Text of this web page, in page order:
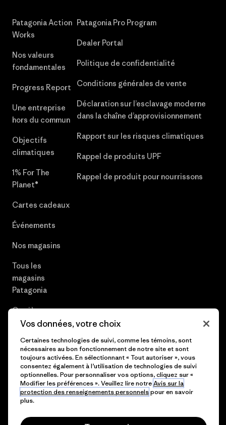
Patagonia Action
Works
Nos valeurs
fondamentales
Progress Report
Une entreprise
hors du commun
Objectifs
climatiques
1% For The
Planet®
Cartes cadeaux
Événements
Nos magasins
Tous les
magasins
Patagonia
Carrières
Plan du site
Patagonia Pro Program
Dealer Portal
Politique de confidentialité
Conditions générales de vente
Déclaration sur l’esclavage moderne
dans la chaîne d’approvisionnement
Rapport sur les risques climatiques
Rappel de produits UPF
Rappel de produit pour nourrissons
© 2026 Patagonia, Inc. All Rights Reserved.
Vos données, votre choix
Certaines technologies de suivi, comme les témoins, sont
nécessaires au bon fonctionnement de notre site et sont
toujours activées. En sélectionnant « Tout autoriser », vous
consentez également à l’utilisation de technologies de suivi
optionnelles. Pour personnaliser vos options, cliquez sur «
Modifier les préférences ». Veuillez lire notreAvis sur la
protection des renseignements personnelspour en savoir
plus.